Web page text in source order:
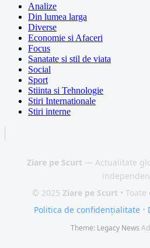
Analize
Din lumea larga
Diverse
Economie si Afaceri
Focus
Sanatate si stil de viata
Social
Sport
Stiinta si Tehnologie
Stiri Internationale
Stiri interne
Ziare pe Scurt — Actualitate
© 2025 Ziare pe Scurt •
Politica de confidențialitate •
Theme: Legacy News